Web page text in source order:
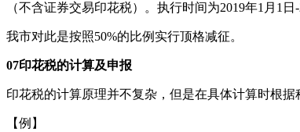
（不含证券交易印花税）。执行时间为2019年1月1日
我市对此是按照50%的比例实行顶格减征。
07印花税的计算及申报
印花税的计算原理并不复杂，但是在具体计算时根
【例】